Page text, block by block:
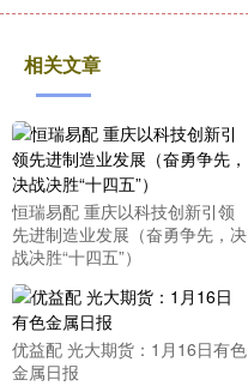
相关文章
恒瑞易配 重庆以科技创新引领
先进制造业发展（奋勇争先，决
战决胜“十四五”）
优益配 光大期货：1月16日有色
金属日报